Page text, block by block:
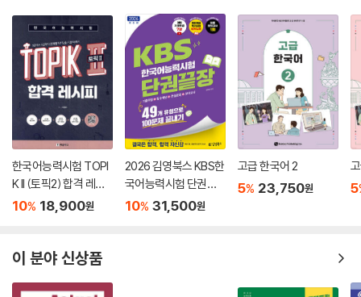
한국어능력시험 TOPI
K II (토픽2) 합격 레시
피
10% 18,900원
2026 김영북스 KBS한
국어능력시험 단권끝
장
10% 31,500원
고급 한국어 2
5% 23,750원 5
이 분야 신상품